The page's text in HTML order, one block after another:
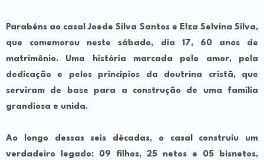
Parabéns ao casal Joede Silva Santos e Elza Selvina Silva,
que comemorou neste sábado, dia 17, 60 anos de
matrimônio. Uma história marcada pelo amor, pela
dedicação e pelos princípios da doutrina cristã, que
serviram de base para a construção de uma família
grandiosa e unida.
Ao longo dessas seis décadas, o casal construiu um
verdadeiro legado: 09 filhos, 25 netos e 05 bisnetos,